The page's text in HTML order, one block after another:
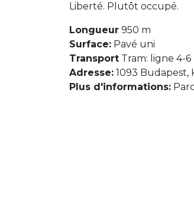
Liberté. Plutôt occupé.
Longueur 950 m
Surface: Pavé uni
Transport Tram: ligne 4-
Adresse: 1093 Budapest,
Plus d'informations: